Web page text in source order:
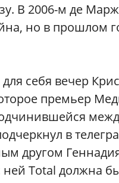
В 2006-м де
но в прошлом
для себя вечер
премьер
в
другом
ней Total должна